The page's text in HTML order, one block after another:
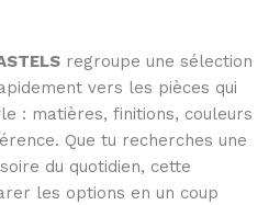
regroupe une sélection
vers les pièces qui
: matières, finitions, couleurs
Que tu recherches une
du quotidien, cette
les options en un coup